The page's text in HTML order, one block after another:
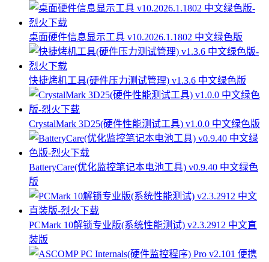
桌面硬件信息显示工具 v10.2026.1.1802 中文绿色版
快捷烤机工具(硬件压力测试管理) v1.3.6 中文绿色版
CrystalMark 3D25(硬件性能测试工具) v1.0.0 中文绿色版
BatteryCare(优化监控笔记本电池工具) v0.9.40 中文绿色
版
PCMark 10解锁专业版(系统性能测试) v2.3.2912 中文直
装版